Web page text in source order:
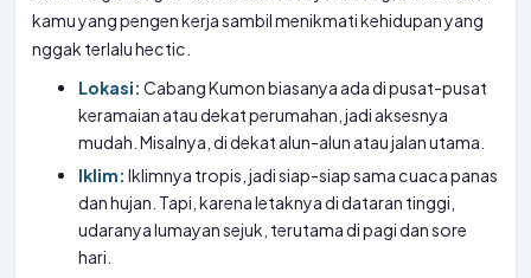
kamu yang pengen kerja sambil menikmati kehidupan yang
nggak terlalu hectic.
Lokasi: Cabang Kumon biasanya ada di pusat-pusat
keramaian atau dekat perumahan, jadi aksesnya
mudah. Misalnya, di dekat alun-alun atau jalan utama.
Iklim: Iklimnya tropis, jadi siap-siap sama cuaca panas
dan hujan. Tapi, karena letaknya di dataran tinggi,
udaranya lumayan sejuk, terutama di pagi dan sore
hari.